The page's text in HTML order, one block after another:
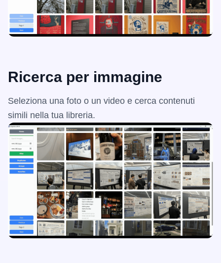
Ricerca per immagine
Seleziona una foto o un video e cerca contenuti
simili nella tua libreria.